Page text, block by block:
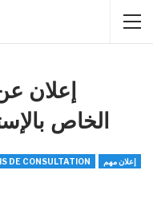
إعلان
الخاص
DE CONSULTATION إعلان مهم